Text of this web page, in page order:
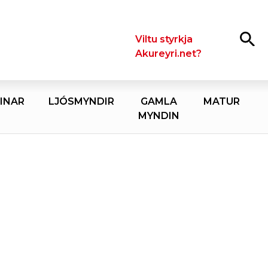
LeitaViltu styrkja
Akureyri.net?
LJÓSMYNDIR
GAMLA
MYNDIN
MATUR